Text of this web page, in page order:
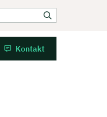
Kontakt